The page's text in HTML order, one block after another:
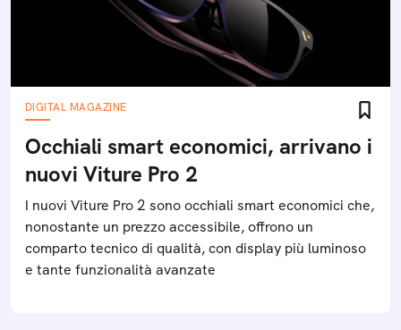
DIGITAL MAGAZINE
Occhiali smart economici, arrivano i
nuovi Viture Pro 2
I nuovi Viture Pro 2 sono occhiali smart economici che,
nonostante un prezzo accessibile, offrono un
comparto tecnico di qualità, con display più luminoso
e tante funzionalità avanzate